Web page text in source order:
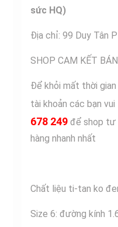
sức HQ)
Địa chỉ: 99 Duy Tân
SHOP CAM KẾT
Để khỏi mất thời
tài khoản các bạn
678 249 để shop tư
hàng nhanh nhất
Chất liệu ti-tan ko
Size 6: đường kính